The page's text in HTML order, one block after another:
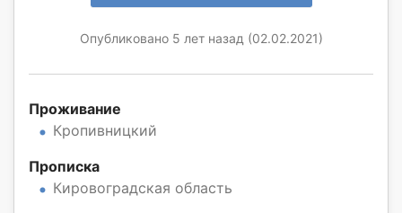
Опубликовано 5 лет назад (02.02.2021)
Проживание
Кропивницкий
Прописка
Кировоградская область